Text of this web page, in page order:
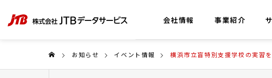
会社情報 事業紹介
お知らせ イベント情報 横浜市立盲特別支援学校の実習